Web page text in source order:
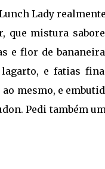
Lady
que mistura
e flor de
e fatias
ao mesmo, e
Pedi também